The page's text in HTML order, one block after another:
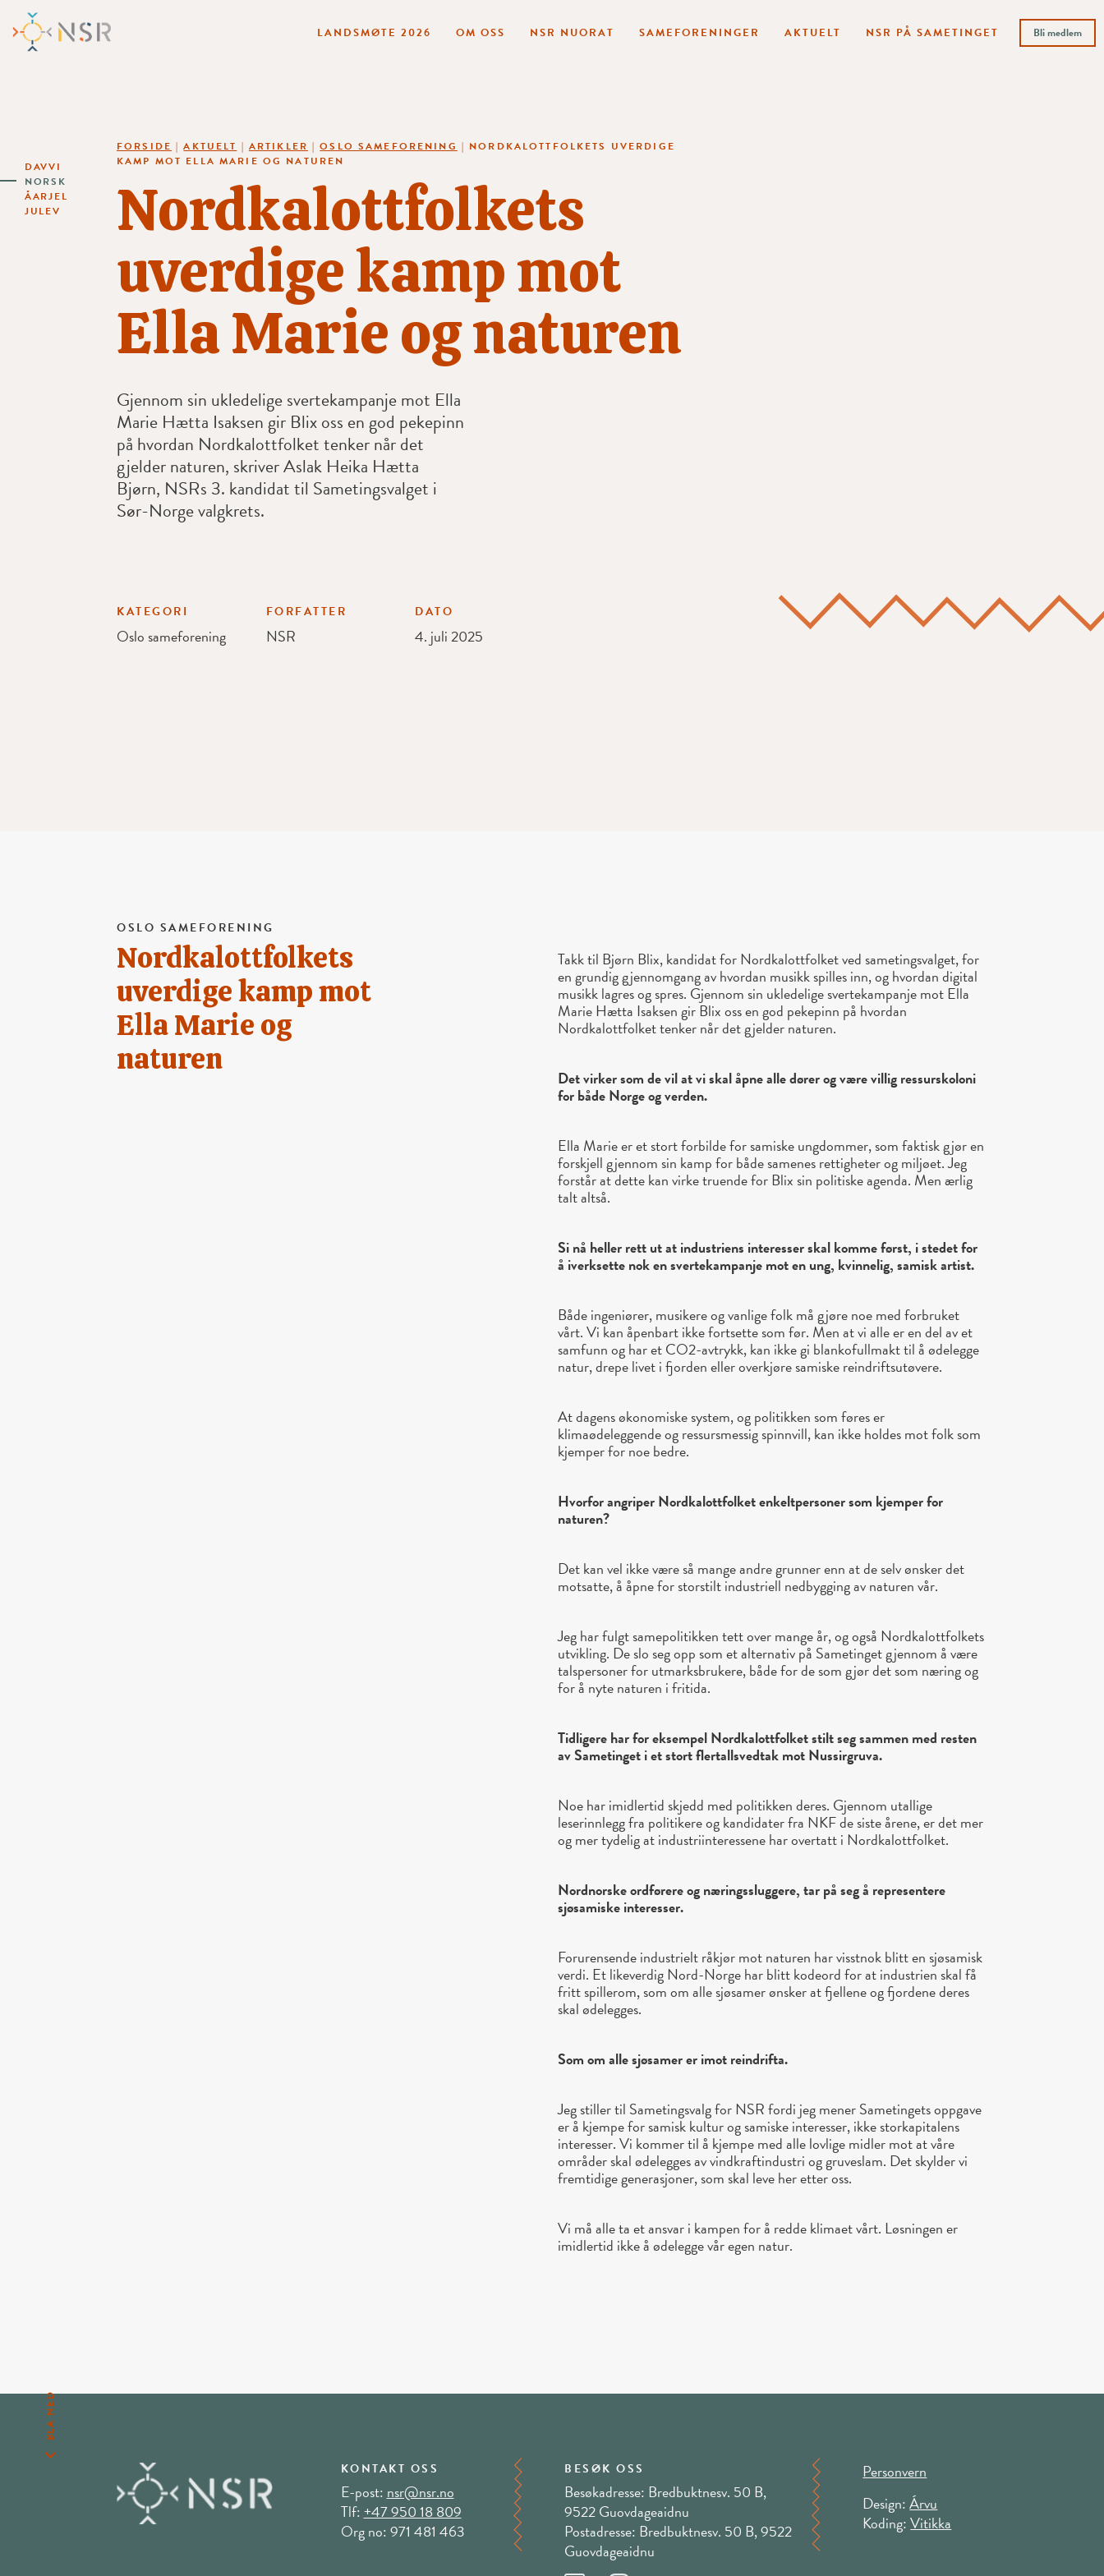
DAVVI
NORSK
ÅARJEL
JULEV
BLA NED
LANDSMØTE 2026 OM OSS NSR NUORAT SAMEFORENINGER AKTUELT NSR PÅ SAMETINGET Bli medlem
FORSIDE |AKTUELT | ARTIKLER |OSLO SAMEFORENING | NORDKALOTTFOLKETS UVERDIGE
KAMP MOT ELLA MARIE OG NATUREN
Nordkalottfolkets
uverdige kamp mot
Ella Marie og naturen
Gjennom sin ukledelige svertekampanje mot Ella
Marie Hætta Isaksen gir Blix oss en god pekepinn
på hvordan Nordkalottfolket tenker når det
gjelder naturen, skriver Aslak Heika Hætta
Bjørn, NSRs 3. kandidat til Sametingsvalget i
Sør-Norge valgkrets.
KATEGORI
Oslo sameforening
FORFATTER
NSR
DATO
4. juli 2025
OSLO SAMEFORENING
Nordkalottfolkets
uverdige kamp mot
Ella Marie og
naturen
Takk til Bjørn Blix, kandidat for Nordkalottfolket ved sametingsvalget, for
en grundig gjennomgang av hvordan musikk spilles inn, og hvordan digital
musikk lagres og spres. Gjennom sin ukledelige svertekampanje mot Ella
Marie Hætta Isaksen gir Blix oss en god pekepinn på hvordan
Nordkalottfolket tenker når det gjelder naturen.
Det virker som de vil at vi skal åpne alle dører og være villig ressurskoloni
for både Norge og verden.
Ella Marie er et stort forbilde for samiske ungdommer, som faktisk gjør en
forskjell gjennom sin kamp for både samenes rettigheter og miljøet. Jeg
forstår at dette kan virke truende for Blix sin politiske agenda. Men ærlig
talt altså.
Si nå heller rett ut at industriens interesser skal komme først, i stedet for
å iverksette nok en svertekampanje mot en ung, kvinnelig, samisk artist.
Både ingeniører, musikere og vanlige folk må gjøre noe med forbruket
vårt. Vi kan åpenbart ikke fortsette som før. Men at vi alle er en del av et
samfunn og har et CO2-avtrykk, kan ikke gi blankofullmakt til å ødelegge
natur, drepe livet i fjorden eller overkjøre samiske reindriftsutøvere.
At dagens økonomiske system, og politikken som føres er
klimaødeleggende og ressursmessig spinnvill, kan ikke holdes mot folk som
kjemper for noe bedre.
Hvorfor angriper Nordkalottfolket enkeltpersoner som kjemper for
naturen?
Det kan vel ikke være så mange andre grunner enn at de selv ønsker det
motsatte, å åpne for storstilt industriell nedbygging av naturen vår.
Jeg har fulgt samepolitikken tett over mange år, og også Nordkalottfolkets
utvikling. De slo seg opp som et alternativ på Sametinget gjennom å være
talspersoner for utmarksbrukere, både for de som gjør det som næring og
for å nyte naturen i fritida.
Tidligere har for eksempel Nordkalottfolket stilt seg sammen med resten
av Sametinget i et stort flertallsvedtak mot Nussirgruva.
Noe har imidlertid skjedd med politikken deres. Gjennom utallige
leserinnlegg fra politikere og kandidater fra NKF de siste årene, er det mer
og mer tydelig at industriinteressene har overtatt i Nordkalottfolket.
Nordnorske ordførere og næringssluggere, tar på seg å representere
sjøsamiske interesser.
Forurensende industrielt råkjør mot naturen har visstnok blitt en sjøsamisk
verdi. Et likeverdig Nord-Norge har blitt kodeord for at industrien skal få
fritt spillerom, som om alle sjøsamer ønsker at fjellene og fjordene deres
skal ødelegges.
Som om alle sjøsamer er imot reindrifta.
Jeg stiller til Sametingsvalg for NSR fordi jeg mener Sametingets oppgave
er å kjempe for samisk kultur og samiske interesser, ikke storkapitalens
interesser. Vi kommer til å kjempe med alle lovlige midler mot at våre
områder skal ødelegges av vindkraftindustri og gruveslam. Det skylder vi
fremtidige generasjoner, som skal leve her etter oss.
Vi må alle ta et ansvar i kampen for å redde klimaet vårt. Løsningen er
imidlertid ikke å ødelegge vår egen natur.
KONTAKT OSS
E-post: nsr@nsr.no
Tlf:+47 950 18 809
Org no: 971 481 463
BESØK OSS
Besøkadresse: Bredbuktnesv. 50 B,
9522 Guovdageaidnu
Postadresse: Bredbuktnesv. 50 B, 9522
Guovdageaidnu
Personvern
Design:Árvu
Koding:Vitikka